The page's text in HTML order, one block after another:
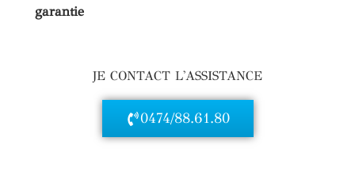
garantie
JE CONTACT L'ASSISTANCE
0474/88.61.80